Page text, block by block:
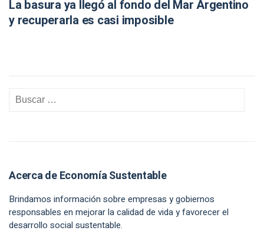
La basura ya llegó al fondo del Mar Argentino
y recuperarla es casi imposible
Acerca de Economía Sustentable
Brindamos información sobre empresas y gobiernos
responsables en mejorar la calidad de vida y favorecer el
desarrollo social sustentable.